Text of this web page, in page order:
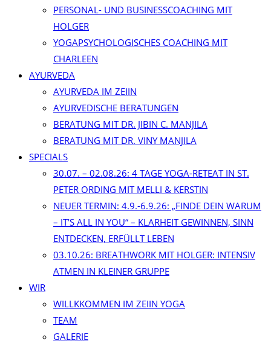
PERSONAL- UND BUSINESSCOACHING MIT
HOLGER
YOGAPSYCHOLOGISCHES COACHING MIT
CHARLEEN
AYURVEDA
AYURVEDA IM ZEIIN
AYURVEDISCHE BERATUNGEN
BERATUNG MIT DR. JIBIN C. MANJILA
BERATUNG MIT DR. VINY MANJILA
SPECIALS
30.07. – 02.08.26: 4 TAGE YOGA-RETEAT IN ST.
PETER ORDING MIT MELLI & KERSTIN
NEUER TERMIN: 4.9.-6.9.26: „FINDE DEIN WARUM
– IT’S ALL IN YOU“ – KLARHEIT GEWINNEN, SINN
ENTDECKEN, ERFÜLLT LEBEN
03.10.26: BREATHWORK MIT HOLGER: INTENSIV
ATMEN IN KLEINER GRUPPE
WIR
WILLKKOMMEN IM ZEIIN YOGA
TEAM
GALERIE